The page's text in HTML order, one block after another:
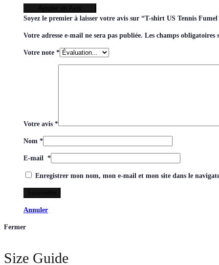
Soyez le premier à laisser votre avis sur “T-shirt US Tennis
Votre adresse e-mail ne sera pas publiée. Les champs obligatoires
Votre note *
Votre avis *
Nom *
E-mail *
Enregistrer mon nom, mon e-mail et mon site dans le
Annuler
Fermer
Size Guide